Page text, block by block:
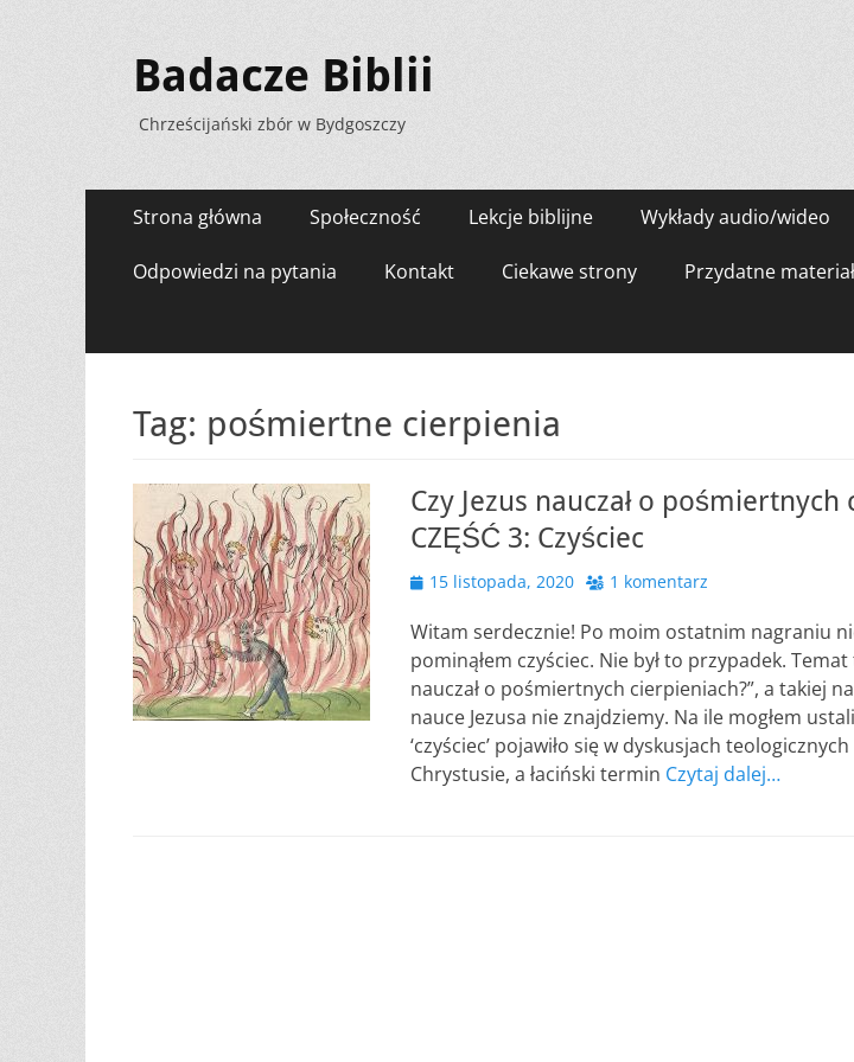
Badacze Biblii
Chrześcijański zbór w Bydgoszczy
Menu
zawartości
Strona główna Społeczność Lekcje biblijne Wykłady audio/wideo
Odpowiedzi na pytania Kontakt Ciekawe strony Przydatne
Tag: pośmiertne cierpienia
Czy Jezus nauczał o
CZĘŚĆ 3: Czyściec
Opublikowano
15 listopada, 2020 1 komentarz
Witam serdecznie! Po moim ostatnim nagraniu
pominąłem czyściec. Nie był to przypadek. Temat
nauczał o pośmiertnych cierpieniach?”, a takiej
nauce Jezusa nie znajdziemy. Na ile mogłem
‘czyściec’ pojawiło się w dyskusjach
Chrystusie, a łaciński termin Czytaj dalej…